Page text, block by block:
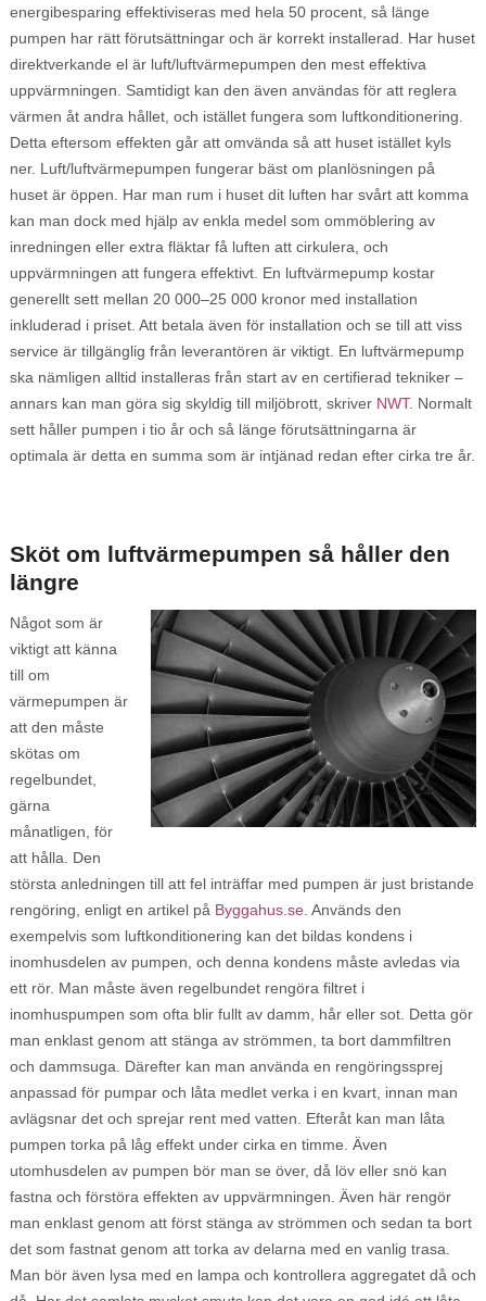
energibesparing effektiviseras med hela 50 procent, så länge
pumpen har rätt förutsättningar och är korrekt installerad. Har huset
direktverkande el är luft/luftvärmepumpen den mest effektiva
uppvärmningen. Samtidigt kan den även användas för att reglera
värmen åt andra hållet, och istället fungera som luftkonditionering.
Detta eftersom effekten går att omvända så att huset istället kyls
ner. Luft/luftvärmepumpen fungerar bäst om planlösningen på
huset är öppen. Har man rum i huset dit luften har svårt att komma
kan man dock med hjälp av enkla medel som ommöblering av
inredningen eller extra fläktar få luften att cirkulera, och
uppvärmningen att fungera effektivt. En luftvärmepump kostar
generellt sett mellan 20 000–25 000 kronor med installation
inkluderad i priset. Att betala även för installation och se till att viss
service är tillgänglig från leverantören är viktigt. En luftvärmepump
ska nämligen alltid installeras från start av en certifierad tekniker –
annars kan man göra sig skyldig till miljöbrott, skriver NWT. Normalt
sett håller pumpen i tio år och så länge förutsättningarna är
optimala är detta en summa som är intjänad redan efter cirka tre år.
Sköt om luftvärmepumpen så håller den
längre
Något som är
viktigt att känna
till om
värmepumpen är
att den måste
skötas om
regelbundet,
gärna
månatligen, för
att hålla. Den
största anledningen till att fel inträffar med pumpen är just bristande
rengöring, enligt en artikel på Byggahus.se. Används den
exempelvis som luftkonditionering kan det bildas kondens i
inomhusdelen av pumpen, och denna kondens måste avledas via
ett rör. Man måste även regelbundet rengöra filtret i
inomhuspumpen som ofta blir fullt av damm, hår eller sot. Detta gör
man enklast genom att stänga av strömmen, ta bort dammfiltren
och dammsuga. Därefter kan man använda en rengöringssprej
anpassad för pumpar och låta medlet verka i en kvart, innan man
avlägsnar det och sprejar rent med vatten. Efteråt kan man låta
pumpen torka på låg effekt under cirka en timme. Även
utomhusdelen av pumpen bör man se över, då löv eller snö kan
fastna och förstöra effekten av uppvärmningen. Även här rengör
man enklast genom att först stänga av strömmen och sedan ta bort
det som fastnat genom att torka av delarna med en vanlig trasa.
Man bör även lysa med en lampa och kontrollera aggregatet då och